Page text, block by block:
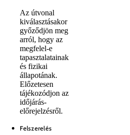
Az útvonal
kiválasztásakor
győződjön meg
arról, hogy az
megfelel-e
tapasztalatainak
és fizikai
állapotának.
Előzetesen
tájékozódjon az
időjárás-
előrejelzésről.
Felszerelés